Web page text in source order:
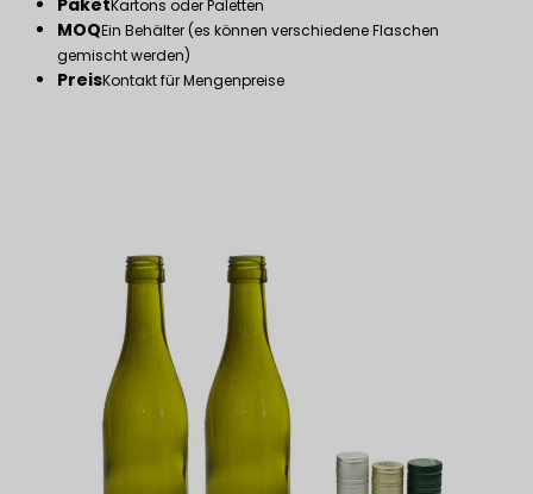
PaketKartons oder Paletten
MOQEin Behälter (es können verschiedene Flaschen
gemischt werden)
PreisKontakt für Mengenpreise